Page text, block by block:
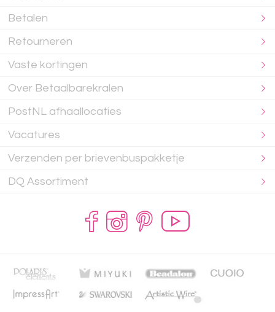
Betalen
Retourneren
Vaste kortingen
Over Betaalbarekralen
PostNL afhaallocaties
Vacatures
Verzenden per brievenbuspakketje
DQ Assortiment